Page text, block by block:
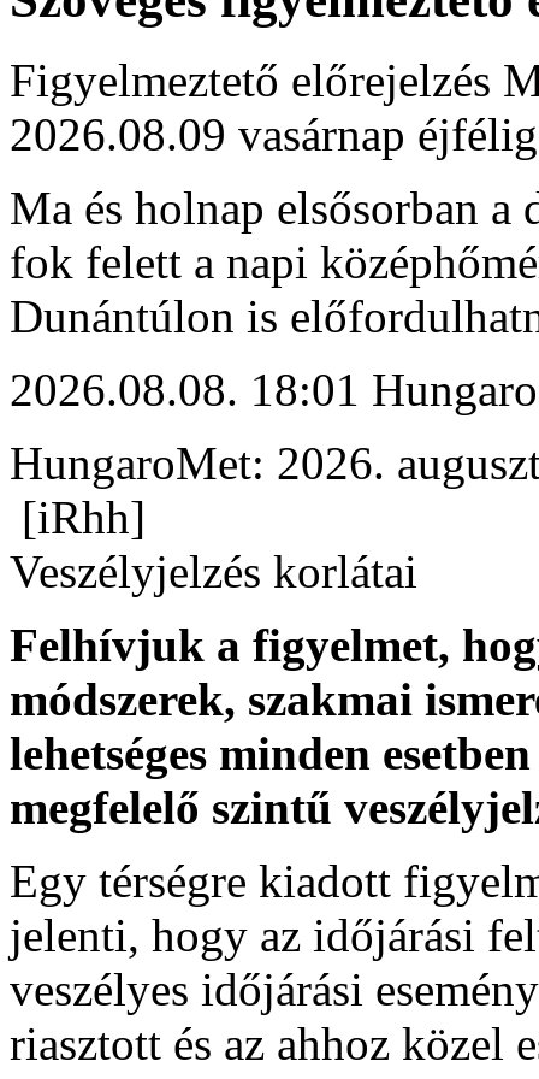
Figyelmeztető előrejelzés
2026.08.09 vasárnap éjfélig
Ma és holnap elsősorban
fok felett a napi
Dunántúlon is
2026.08.08. 18:01
HungaroMet: 2026.
[iRhh]
Veszélyjelzés korlátai
Felhívjuk a figyelmet,
módszerek, szakmai
lehetséges minden
megfelelő szintű
Egy térségre kiadott
jelenti, hogy az időjárási
veszélyes időjárási
riasztott és az ahhoz közel